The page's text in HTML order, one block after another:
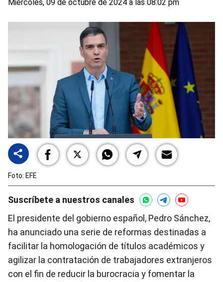
Miércoles, 09 de octubre de 2024 a las 08:02 pm
Foto: EFE
Suscríbete a nuestros canales
El presidente del gobierno español, Pedro Sánchez,
ha anunciado una serie de reformas destinadas a
facilitar la homologación de títulos académicos y
agilizar la contratación de trabajadores extranjeros
con el fin de reducir la burocracia y fomentar la